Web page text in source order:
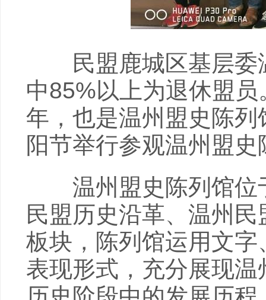
民盟鹿城区基层委
中85%以上为退休盟
年，也是温州盟史陈
阳节举行参观温州盟
温州盟史陈列馆位
民盟历史沿革、温州
板块，陈列馆运用文
表现形式，充分展现